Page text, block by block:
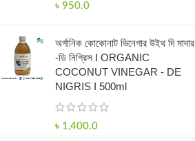
৳ 950.0
অর্গানিক কোকোনাট ভিনেগার উইথ দি মাদার
-ডি নিগ্রিস I ORGANIC
COCONUT VINEGAR - DE
NIGRIS I 500ml
৳ 1,400.0